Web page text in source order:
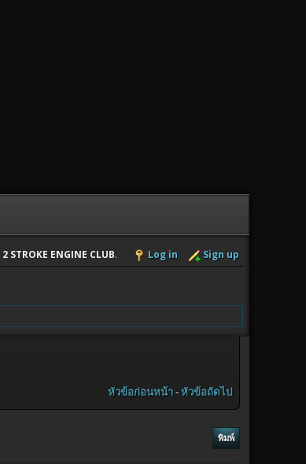
2 STROKE ENGINE CLUB. Log in Sign up
หัวข้อก่อนหน้า-หัวข้อถัดไป
พิมพ์